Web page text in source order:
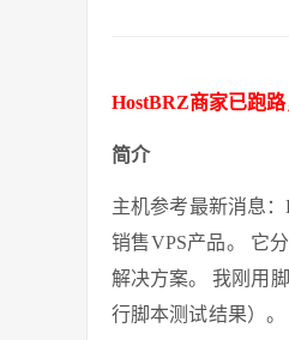
HostBRZ商家已跑
简介
主机参考最新消息
销售VPS产品。 它
解决方案。 我刚用
行脚本测试结果）